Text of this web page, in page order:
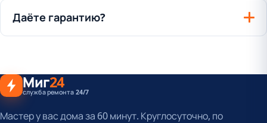
Даёте гарантию?
Миг24
служба ремонта 24/7
Мастер у вас дома за 60 минут. Круглосуточно, по